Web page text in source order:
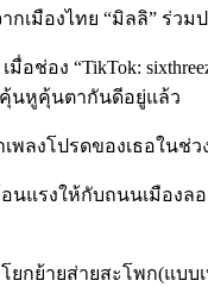
ากเมืองไทย “มิลลิ” ร่
อช่อง “TikTok:
นหูคุ้นตากันดีอยู่แล้ว
ลงโปรดของเธอในช่
รงให้กับถนนเมืองลอ
ยกย้ายส่ายสะโพก(แ